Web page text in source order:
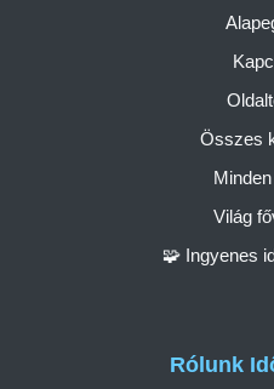
Rólunk
Összes
Világ
🧩 Ingyenes